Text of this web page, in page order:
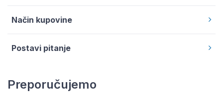
Način kupovine
Postavi pitanje
Preporučujemo